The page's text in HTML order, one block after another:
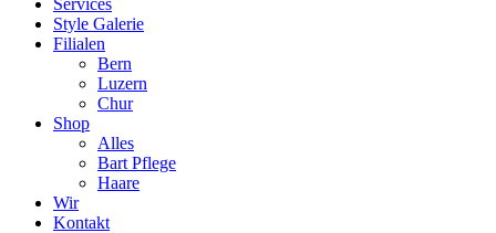
Services
Style Galerie
Filialen
Bern
Luzern
Chur
Shop
Alles
Bart Pflege
Haare
Wir
Kontakt